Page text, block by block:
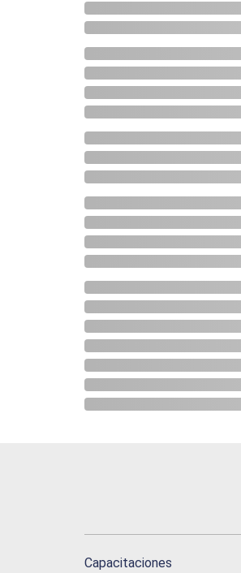
Capacitaciones